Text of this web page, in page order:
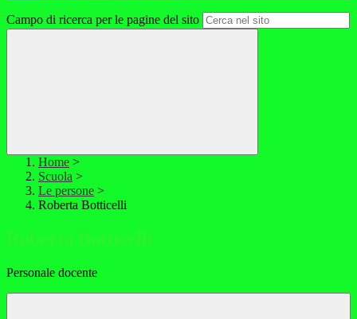
Campo di ricerca per le pagine del sito
Home >
Scuola >
Le persone >
Roberta Botticelli
Roberta Botticelli
Personale docente